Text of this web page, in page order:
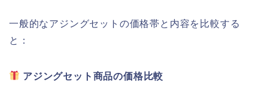
一般的なアジングセットの価格帯と内容を比較する
と：
アジングセット商品の価格比較